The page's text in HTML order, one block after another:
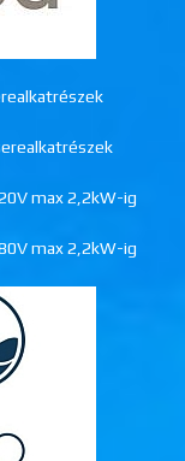
max 2,2kW-ig
max 2,2kW-ig